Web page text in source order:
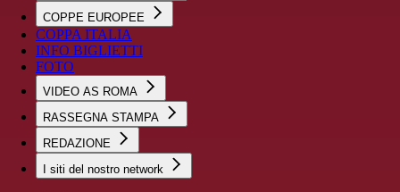
COPPE EUROPEE
COPPA ITALIA
INFO BIGLIETTI
FOTO
VIDEO AS ROMA
RASSEGNA STAMPA
REDAZIONE
I siti del nostro network